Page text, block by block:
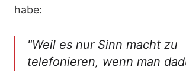
habe:
"Weil es nur Sinn macht zu
telefonieren, wenn man